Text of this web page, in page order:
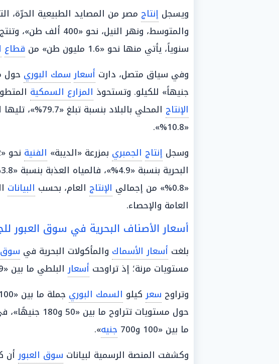
ويسجل إنتاج مصر من المصايد الطبيعية الحرّة،
والمتوسط، ونهر النيل، نحو «400 ألف طن»، وتنتج
سنوياً، يأتي منها نحو «1.6 مليون طن» من
قطاع
وفي سياق متصل، دارت أسعار سمك البوري
جنيهاً» للكيلو. وتستحوذ المزارع السمكية
الإنتاج
المحلي بالبلاد
«10.8%».
وسجل إنتاج الجمبري بمزرعة «الديبة» الفنية نحو «102 طن»، وجاء
البحرية بنسبة «4.9%»، فالمياه العذبة بنسبة «3.8%»، وصولاً إلى حقول
«0.8%» من إجمالي
الإنتاج العام، بحسب البيانات
العامة والإحصاء.
أسعار الأصناف البحرية في سوق العبور
بلغت أسعار الأسماك والمأكولات البحرية في سوق
مستويات مرنة؛ إذ تراوحت أسعارالبلطي ما بين «59 و64 جنيهًا» للكيلو.
وتراوح سعركيلو السمك البوري جملة ما بين «100 و240 جنيهاً»، ودارت
حول مستويات
ما بين «100 و700
جنيه».
وكشفت المنصة الرسمية لبيانات سوق العبورأن